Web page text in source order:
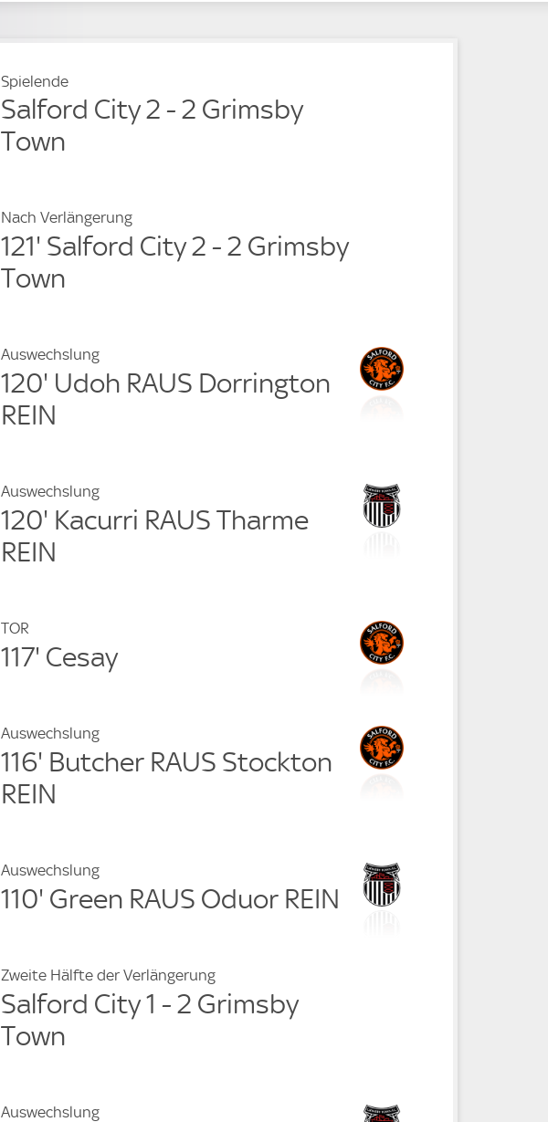
Spielende
Salford City 2 - 2 Grimsby
Town
Nach Verlängerung
121' Salford City 2 - 2 Grimsby
Town
Auswechslung
120' Udoh RAUS Dorrington
REIN
Auswechslung
120' Kacurri RAUS Tharme
REIN
TOR
117' Cesay
Auswechslung
116' Butcher RAUS Stockton
REIN
Auswechslung
110' Green RAUS Oduor REIN
Zweite Hälfte der Verlängerung
Salford City 1 - 2 Grimsby
Town
Auswechslung